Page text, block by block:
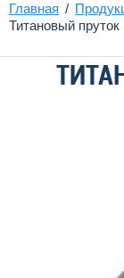
Главная
Титановый